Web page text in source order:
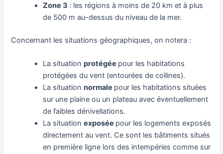
Zone 3 : les régions à moins de 20 km et à plus
de 500 m au-dessus du niveau de la mer.
Concernant les situations géographiques, on notera :
La situationprotégée pour les habitations
protégées du vent (entourées de collines).
La situationnormale pour les habitations situées
sur une plaine ou un plateau avec éventuellement
de faibles dénivellations.
La situationexposée pour les logements exposés
directement au vent. Ce sont les bâtiments situés
en première ligne lors des intempéries comme sur